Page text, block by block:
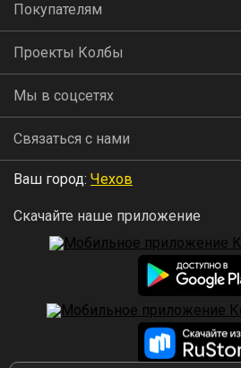
Покупателям
Проекты Колбы
Мы в соцсетях
Связаться с нами
Ваш город: Чехов
Скачайте наше приложение